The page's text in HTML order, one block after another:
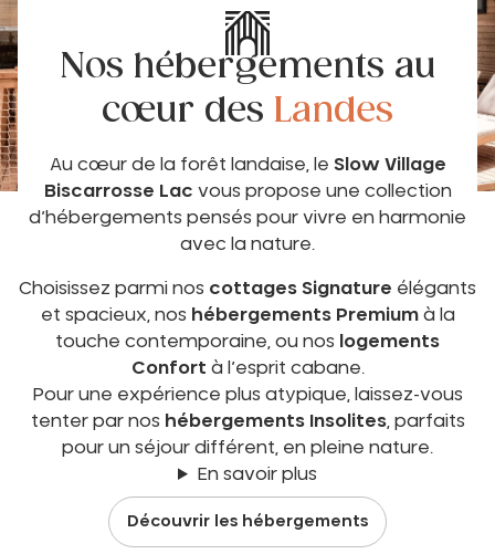
Nos hébergements au
cœur des Landes
Au cœur de la forêt landaise, le Slow Village
Biscarrosse Lac vous propose une collection
d’hébergements pensés pour vivre en harmonie
avec la nature.
Choisissez parmi nos cottages Signature élégants
et spacieux, nos hébergements Premiumà la
touche contemporaine, ou nos
logements
Confort à l’esprit cabane.
Pour une expérience plus atypique, laissez-vous
tenter par nos hébergements Insolites, parfaits
pour un séjour différent, en pleine nature.
En savoir plus
Découvrir les hébergements